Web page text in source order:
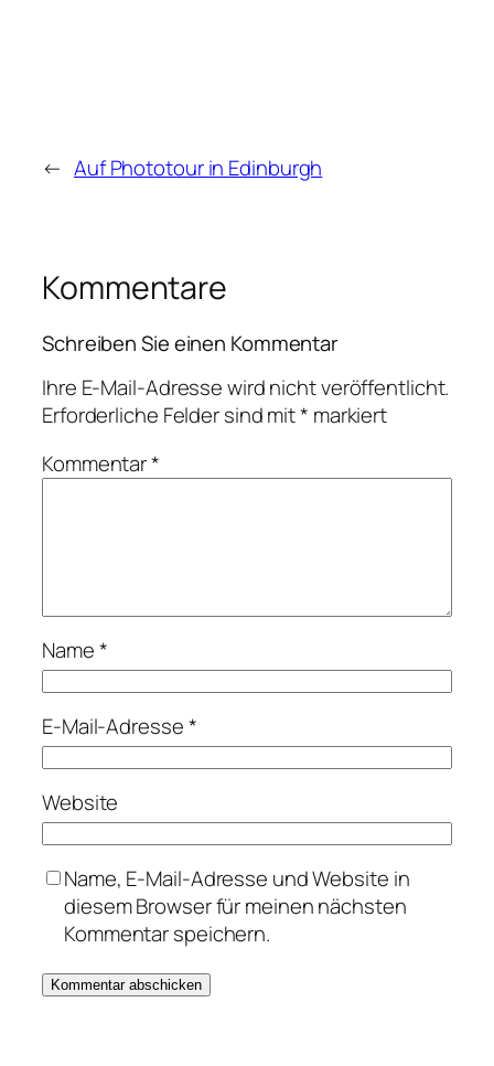
← Auf Phototour in Edinburgh
Kommentare
Schreiben Sie einen Kommentar
Ihre E-Mail-Adresse wird nicht veröffentlicht.
Erforderliche Felder sind mit* markiert
Kommentar*
Name*
E-Mail-Adresse*
Website
Name, E-Mail-Adresse und Website in
diesem Browser für meinen nächsten
Kommentar speichern.